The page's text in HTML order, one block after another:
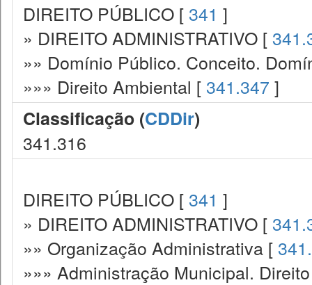
DIREITO PÚBLICO [ 341 ]
» DIREITO ADMINISTRATIVO [
»» Domínio Público. Conceito.
»»» Direito Ambiental [ 341.347 ]
Classificação (CDDir)
341.316
DIREITO PÚBLICO [ 341 ]
» DIREITO ADMINISTRATIVO [
»» Organização Administrativa [
»»» Administração Municipal.